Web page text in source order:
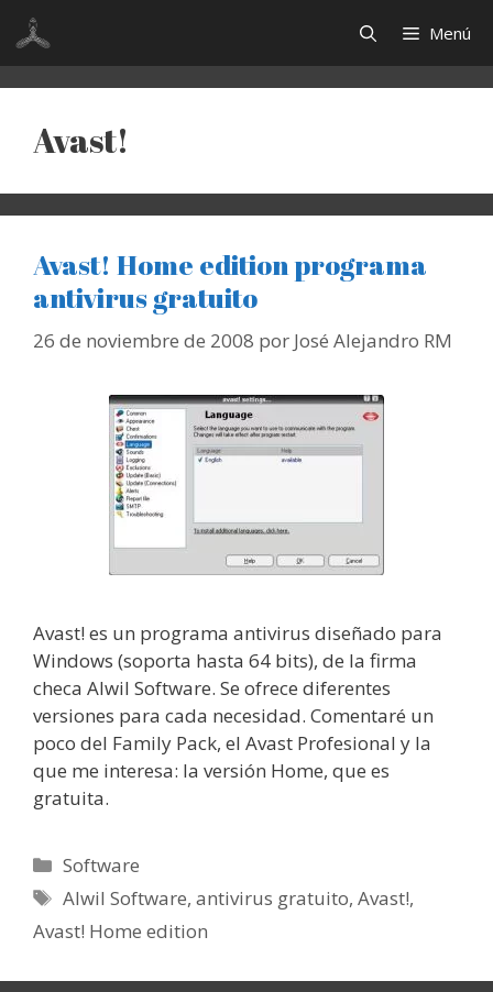
Saltar
contenido
Menú
Avast!
Avast! Home edition programa
antivirus gratuito
26 de noviembre de 2008 por José Alejandro RM
Avast! es un programa antivirus diseñado para
Windows (soporta hasta 64 bits), de la firma
checa Alwil Software. Se ofrece diferentes
versiones para cada necesidad. Comentaré un
poco del Family Pack, el Avast Profesional y la
que me interesa: la versión Home, que es
gratuita.
Categorías
Software
Etiquetas
Alwil Software,antivirus gratuito,Avast!,
Avast! Home edition